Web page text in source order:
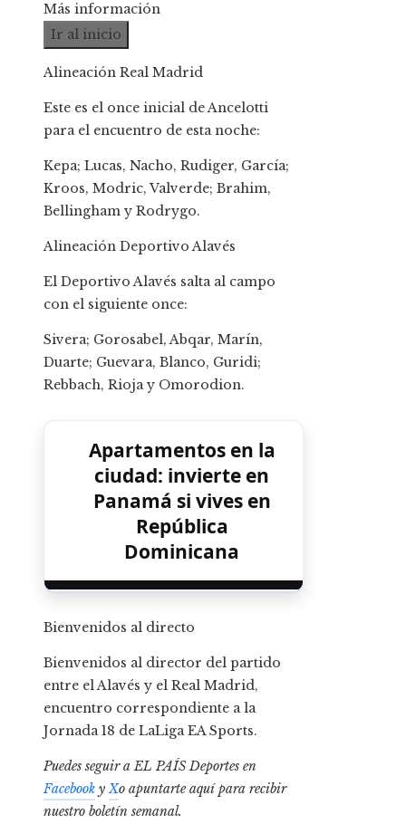
Más información
Ir al inicio
Alineación Real Madrid
Este es el once inicial de Ancelotti
para el encuentro de esta noche:
Kepa; Lucas, Nacho, Rudiger, García;
Kroos, Modric, Valverde; Brahim,
Bellingham y Rodrygo.
Alineación Deportivo Alavés
El Deportivo Alavés salta al campo
con el siguiente once:
Sivera; Gorosabel, Abqar, Marín,
Duarte; Guevara, Blanco, Guridi;
Rebbach, Rioja y Omorodion.
Apartamentos en la
ciudad: invierte en
Panamá si vives en
República
Dominicana
Bienvenidos al directo
Bienvenidos al director del partido
entre el Alavés y el Real Madrid,
encuentro correspondiente a la
Jornada 18 de LaLiga EA Sports.
Puedes seguir a EL PAÍS Deportes en
Facebook yXo apuntarte aquí para recibir
nuestro boletín semanal.